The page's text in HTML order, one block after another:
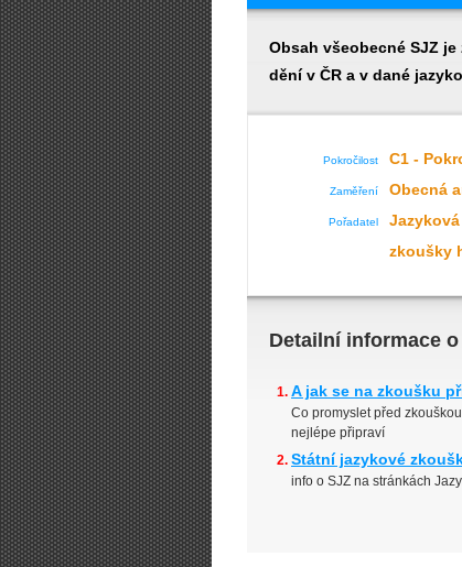
Obsah všeobecné SJZ
dění v ČR a v dané
Pokročilost C1 -
Zaměření Obecná
Pořadatel
zkoušky
Detailní informace
A jak se na zkoušku
Co promyslet před
nejlépe připraví
Státní jazykové
info o SJZ na stránkách